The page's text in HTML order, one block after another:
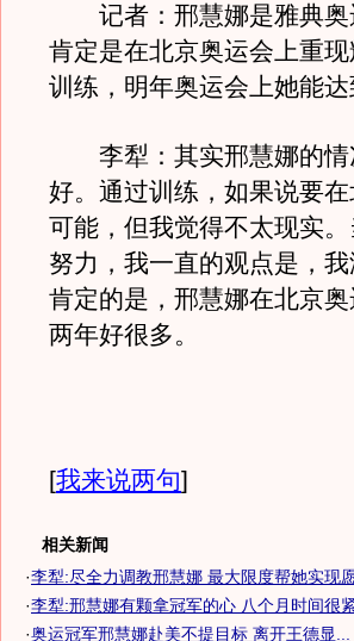
记者：邢慧娜是雅典奥
肯定是在北京奥运会上重
训练，明年奥运会上她能
李犁：其实邢慧娜的情
好。通过训练，如果说要
可能，但我觉得不太现实
努力，我一直的观点是，
肯定的是，邢慧娜在北京
两年好很多。
[我来说两句]
相关新闻
·李犁:尽全力调教邢慧娜 最大限度帮她实现
·李犁:邢慧娜有颗拿冠军的心 八个月时间很
·奥运冠军邢慧娜赴美不提目标 离开王德显...